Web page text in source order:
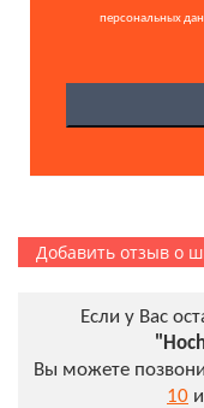
персональных
Добавить отзыв о
Если у Вас
Вы можете
10 и